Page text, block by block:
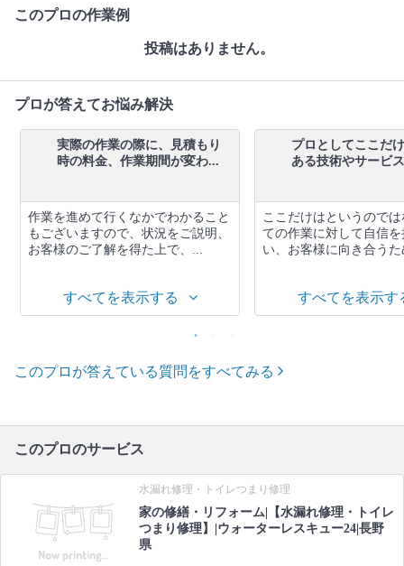
このプロの作業例
投稿はありません。
プロが答えてお悩み解決
実際の作業の際に、見積もり
時の料金、作業期間が変わ...
作業を進めて行くなかでわかること
もございますので、状況をご説明、
お客様のご了解を得た上で、...
すべてを表示する
プロとしてここだ
ある技術やサービ
ここだけはというので
ての作業に対して自信
い、お客様に向き合う
すべてを表示す
このプロが答えている質問をすべてみる
このプロのサービス
水漏れ修理・トイレつまり修理
家の修繕・リフォーム|【水漏れ修理・トイレ
つまり修理】|ウォーターレスキュー24|長野
県